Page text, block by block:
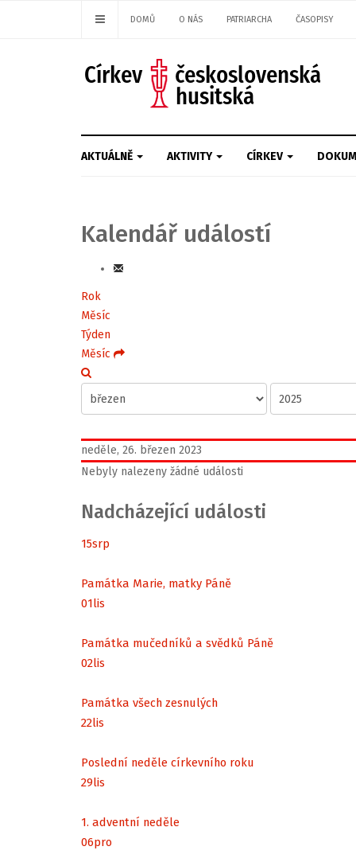
DOMŮ O NÁS PATRIARCHA ČASOPISY
AKTUÁLNĚ AKTIVITY CÍRKEV
Kalendář událostí
Rok
Měsíc
Týden
Měsíc
neděle, 26. březen 2023
Nebyly nalezeny žádné události
Nadcházející události
15srp
Památka Marie, matky Páně
01lis
Památka mučedníků a svědků Páně
02lis
Památka všech zesnulých
22lis
Poslední neděle církevního roku
29lis
1. adventní neděle
06pro